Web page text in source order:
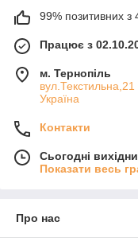
99% позитивних з
Працює з
м. Тернопіль
Україна
Контакти
Сьогодні
Показати весь
Про нас